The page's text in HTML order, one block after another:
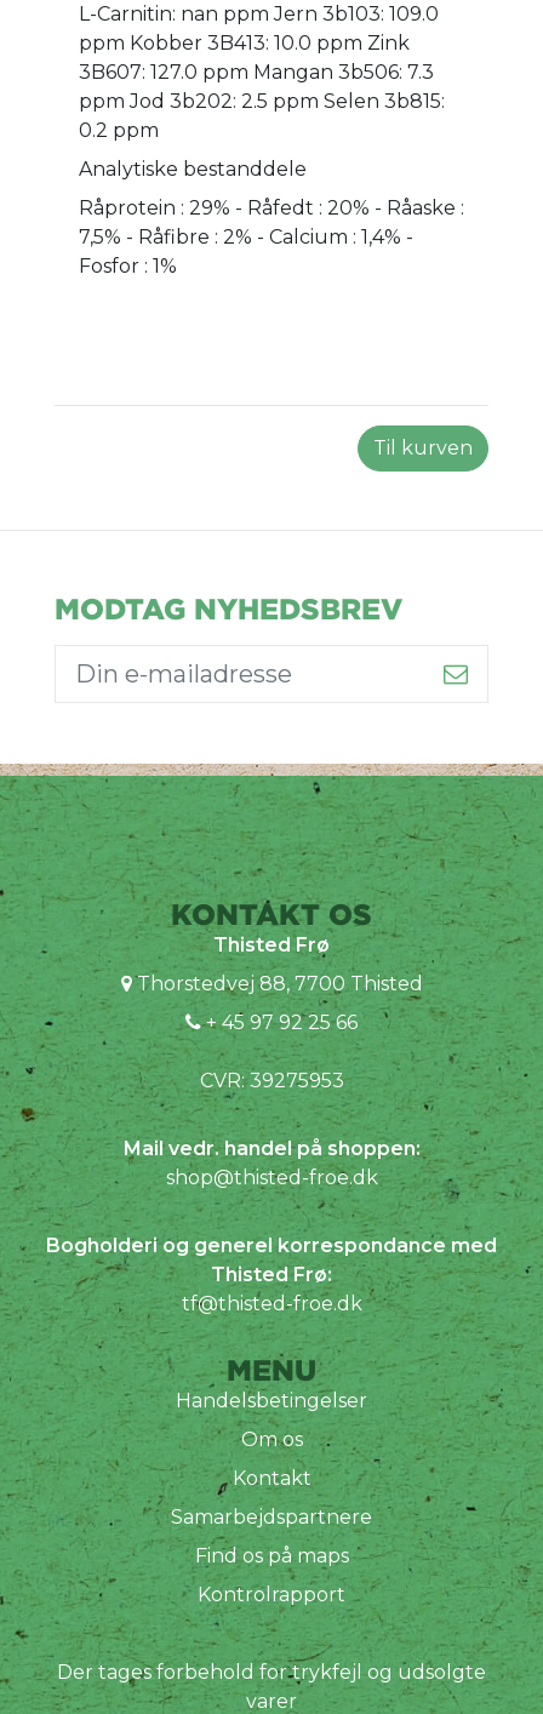
L-Carnitin: nan ppm Jern 3b103: 109.0
ppm Kobber 3B413: 10.0 ppm Zink
3B607: 127.0 ppm Mangan 3b506: 7.3
ppm Jod 3b202: 2.5 ppm Selen 3b815:
0.2 ppm
Analytiske bestanddele
Råprotein : 29% - Råfedt : 20% - Råaske :
7,5% - Råfibre : 2% - Calcium : 1,4% -
Fosfor : 1%
Til kurven
MODTAG NYHEDSBREV
KONTAKT OS
Thisted Frø
Thorstedvej 88, 7700 Thisted
+ 45 97 92 25 66
CVR: 39275953
Mail vedr. handel på shoppen:
shop@thisted-froe.dk
Bogholderi og generel korrespondance med
Thisted Frø:
tf@thisted-froe.dk
MENU
Handelsbetingelser
Om os
Kontakt
Samarbejdspartnere
Find os på maps
Kontrolrapport
Der tages forbehold for trykfejl og udsolgte
varer